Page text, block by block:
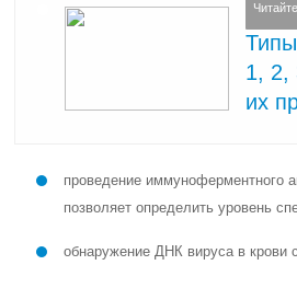
1, 2,
их
проведение иммуноферментного
позволяет определить уровень
обнаружение ДНК вируса в